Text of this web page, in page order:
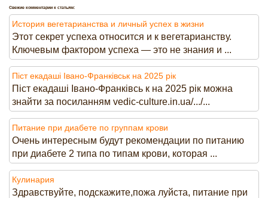
Свежие комментарии к статьям:
История вегетарианства и личный успех в жизни
Этот секрет успеха относится и к вегетарианству.
Ключевым фактором успеха — это не знания и ...
Піст екадаші Івано-Франківськ на 2025 рік
Піст екадаші Івано-Франківсь к на 2025 рік можна
знайти за посиланням vedic-culture.in.ua/.../...
Питание при диабете по группам крови
Очень интересным будут рекомендации по питанию
при диабете 2 типа по типам крови, которая ...
Кулинария
Здравствуйте, подскажите,пожа луйста, питание при